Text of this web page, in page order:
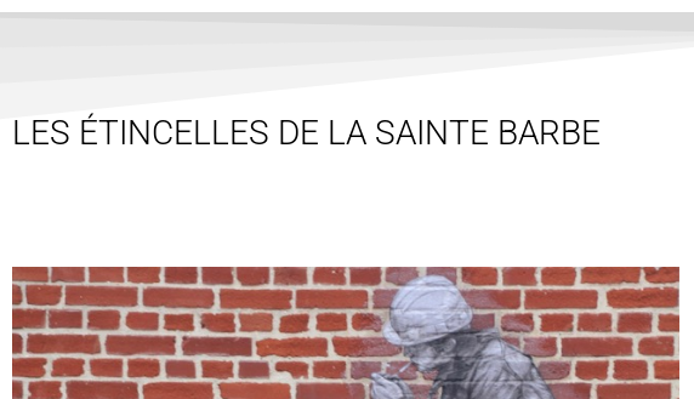
LES ÉTINCELLES DE LA SAINTE BARBE